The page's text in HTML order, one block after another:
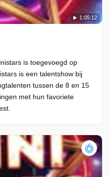
1:05:12
is toegevoegd op
is een talentshow bij
tussen de 8 en 15
met hun favoriete